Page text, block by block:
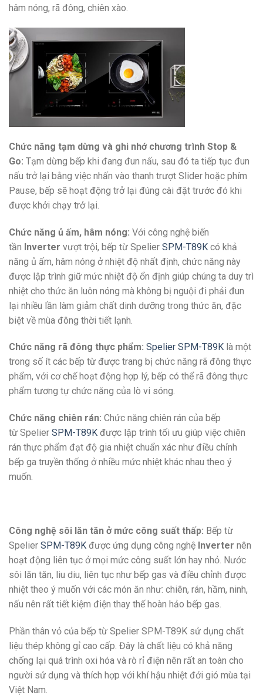
hâm nóng, rã đông, chiên xào.
Chức năng tạm dừng và ghi nhớ chương trình Stop &
Go: Tạm dừng bếp khi đang đun nấu, sau đó ta tiếp tục đun
nấu trở lại bằng việc nhấn vào thanh trượt Slider hoặc phím
Pause, bếp sẽ hoạt động trở lại đúng cài đặt trước đó khi
được khởi chạy trở lại.
Chức năng ủ ấm, hâm nóng: Với công nghệ biến
tần Inverter vượt trội, bếp từ Spelier SPM-T89K có khả
năng ủ ấm, hâm nóng ở nhiệt độ nhất định, chức năng này
được lập trình giữ mức nhiệt độ ổn định giúp chúng ta duy trì
nhiệt cho thức ăn luôn nóng mà không bị nguội đi phải đun
lại nhiều lần làm giảm chất dinh dưỡng trong thức ăn, đặc
biệt về mùa đông thời tiết lạnh.
Chức năng rã đông thực phẩm: Spelier SPM-T89K là một
trong số ít các bếp từ được trang bị chức năng rã đông thực
phẩm, với cơ chế hoạt động hợp lý, bếp có thể rã đông thực
phẩm tương tự chức năng của lò vi sóng.
Chức năng chiên rán: Chức năng chiên rán của bếp
từ Spelier SPM-T89K được lập trình tối ưu giúp việc chiên
rán thực phẩm đạt độ gia nhiệt chuẩn xác như điều chỉnh
bếp ga truyền thống ở nhiều mức nhiệt khác nhau theo ý
muốn.
Công nghệ sôi lăn tăn ở mức công suất thấp: Bếp từ
Spelier SPM-T89K được ứng dụng công nghệ Inverter nên
hoạt động liên tục ở mọi mức công suất lớn hay nhỏ. Nước
sôi lăn tăn, liu diu, liên tục như bếp gas và điều chỉnh được
nhiệt theo ý muốn với các món ăn như: chiên, rán, hầm, ninh,
nấu nên rất tiết kiệm điện thay thế hoàn hảo bếp gas.
Phần thân vỏ của bếp từ Spelier SPM-T89K sử dụng chất
liệu thép không gỉ cao cấp. Đây là chất liệu có khả năng
chống lại quá trình oxi hóa và rò rỉ điện nên rất an toàn cho
người sử dụng và thích hợp với khí hậu nhiệt đới gió mùa tại
Việt Nam.